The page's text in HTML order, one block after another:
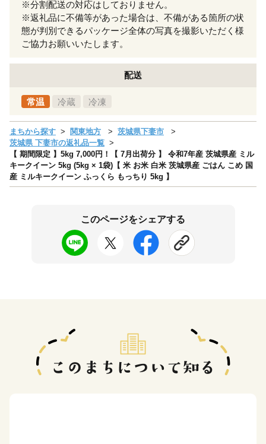
※分割配送の対応はしておりません。
※返礼品に不備等があった場合は、不備がある箇所の状
態が判別できるパッケージ全体の写真を撮影いただく様
ご協力お願いいたします。
配送
常温 冷蔵 冷凍
まちから探す 関東地方
茨城県下妻市
茨城県 下妻市の返礼品一覧
【 期間限定 】5kg 7,000円！【 7月出荷分 】 令和7年産 茨城県産 ミル
キークイーン 5kg (5kg × 1袋)【 米 お米 白米 茨城県産 ごはん こめ 国
産 ミルキークイーン ふっくら もっちり 5kg 】
このページをシェアする